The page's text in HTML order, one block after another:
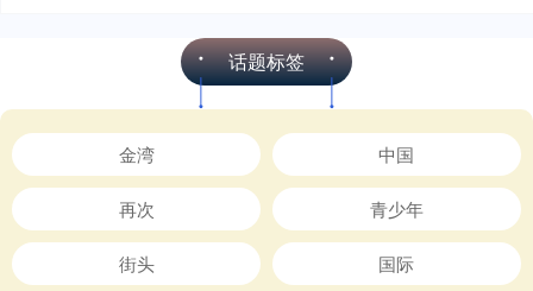
话题标签
金湾 中国
再次 青少年
街头 国际